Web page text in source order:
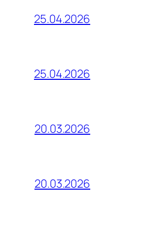
25.04.2026
25.04.2026
20.03.2026
20.03.2026